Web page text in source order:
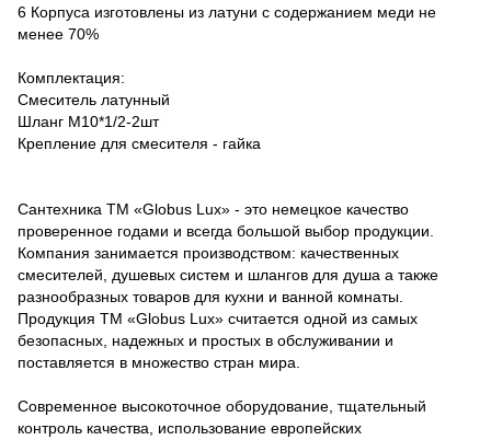
6 Корпуса изготовлены из латуни с содержанием меди не
менее 70%
Комплектация:
Смеситель латунный
Шланг М10*1/2-2шт
Крепление для смесителя - гайка
Сантехника ТМ «Globus Lux» - это немецкое качество
проверенное годами и всегда большой выбор продукции.
Компания занимается производством: качественных
смесителей, душевых систем и шлангов для душа а также
разнообразных товаров для кухни и ванной комнаты.
Продукция ТМ «Globus Lux» считается одной из самых
безопасных, надежных и простых в обслуживании и
поставляется в множество стран мира.
Современное высокоточное оборудование, тщательный
контроль качества, использование европейских